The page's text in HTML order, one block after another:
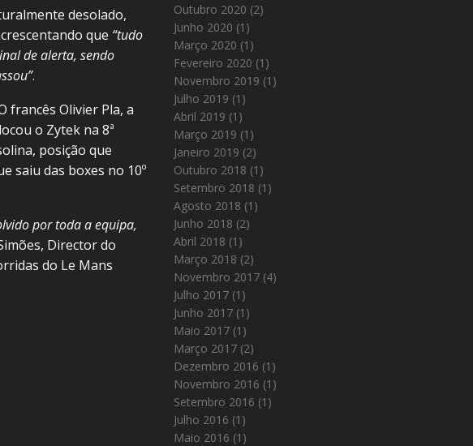
desolado,
que “tudo
de alerta, sendo
.
francês Olivier Pla, a
o Zytek na 8ª
posição que
saiu das boxes no 10º
por toda a equipa,
Director do
do Le Mans
Outubro 2020 (2)
Junho 2020 (1)
Março 2020 (1)
Fevereiro 2020 (1)
Novembro 2019 (1)
Julho 2019 (1)
Abril 2019 (1)
Março 2019 (1)
Janeiro 2019 (2)
Outubro 2018 (1)
Setembro 2018 (1)
Agosto 2018 (1)
Junho 2018 (2)
Abril 2018 (1)
Março 2018 (2)
Novembro 2017(4)
Julho 2017(1)
Junho 2017(1)
Maio 2017(1)
Março 2017(2)
Dezembro 2016 (1)
Novembro 2016 (1)
Setembro 2016 (1)
Julho 2016 (1)
Maio 2016 (1)